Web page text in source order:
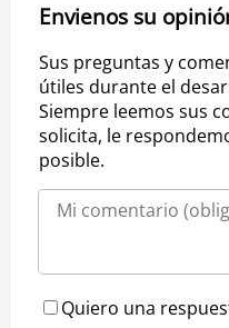
Envienos su
Sus preguntas y
útiles durante el
Siempre leemos sus
solicita, le
posible.
Quiero una